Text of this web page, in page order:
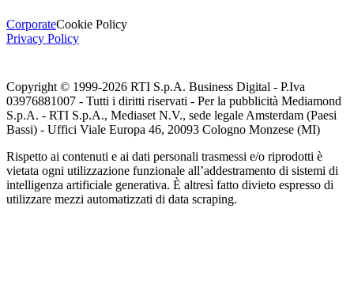
CorporateCookie Policy
Privacy Policy
Copyright © 1999-2026 RTI S.p.A. Business Digital - P.Iva
03976881007 - Tutti i diritti riservati - Per la pubblicità Mediamond
S.p.A. - RTI S.p.A., Mediaset N.V., sede legale Amsterdam (Paesi
Bassi) - Uffici Viale Europa 46, 20093 Cologno Monzese (MI)
Rispetto ai contenuti e ai dati personali trasmessi e/o riprodotti è
vietata ogni utilizzazione funzionale all’addestramento di sistemi di
intelligenza artificiale generativa. È altresì fatto divieto espresso di
utilizzare mezzi automatizzati di data scraping.